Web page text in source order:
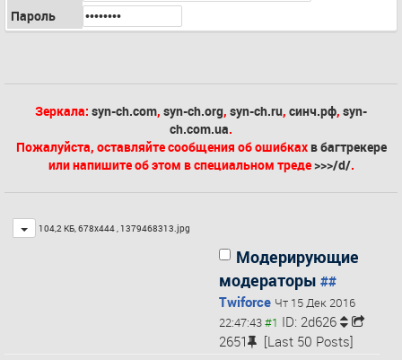
Пароль
Зеркала: syn-ch.com, syn-ch.org, syn-ch.ru, синч.рф, syn-
ch.com.ua.
Пожалуйста, оставляйте сообщения об ошибках в багтрекере
или напишите об этом в специальном треде>>>/d/.
Toggle
104,2 КБ, 678x444 , 1379468313.jpg
Модерирующие
модераторы ##
Twiforce Чт 15 Дек 2016
22:47:43
ID: 2d626
2651
[Last 50 Posts]